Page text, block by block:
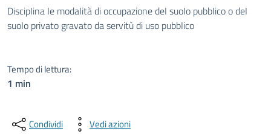
Dettagli del documento
DiscipIina Ie modaIità di occupazione deI suoIo pubbIico o deI
suoIo privato gravato da servitù di uso pubbIico
Tempo di lettura:
1 min
Condividi Vedi azioni